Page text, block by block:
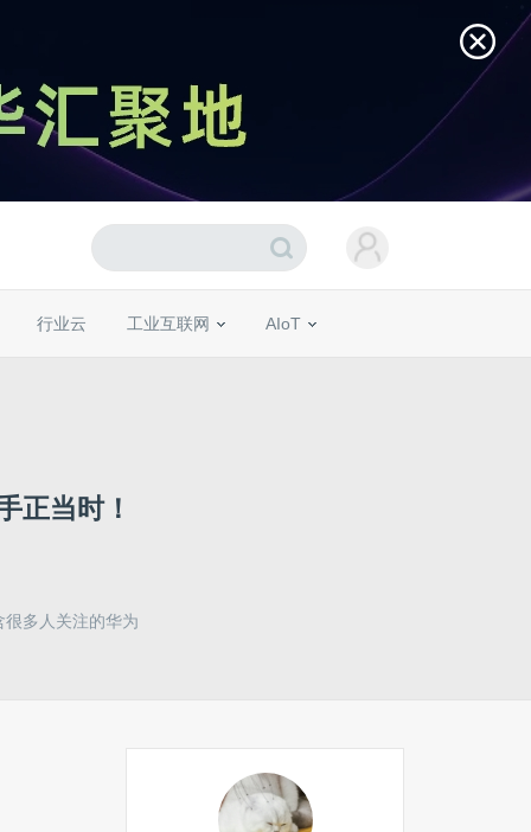
行业云 工业互联网 AIoT
正当时！
很多人关注的华为